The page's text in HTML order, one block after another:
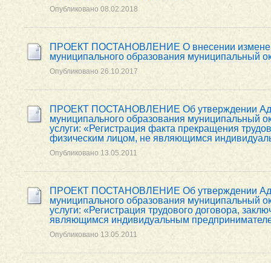
Опубликовано 08.02.2018
ПРОЕКТ ПОСТАНОВЛЕНИЕ О внесении
муниципального образования муниципальный
Опубликовано 26.10.2017
ПРОЕКТ ПОСТАНОВЛЕНИЕ Об утверждении
муниципального образования муниципальный
услуги: «Регистрация факта прекращения
физическим лицом, не являющимся
Опубликовано 13.05.2011
ПРОЕКТ ПОСТАНОВЛЕНИЕ Об утверждении
муниципального образования муниципальный
услуги: «Регистрация трудового договора,
являющимся индивидуальным
Опубликовано 13.05.2011